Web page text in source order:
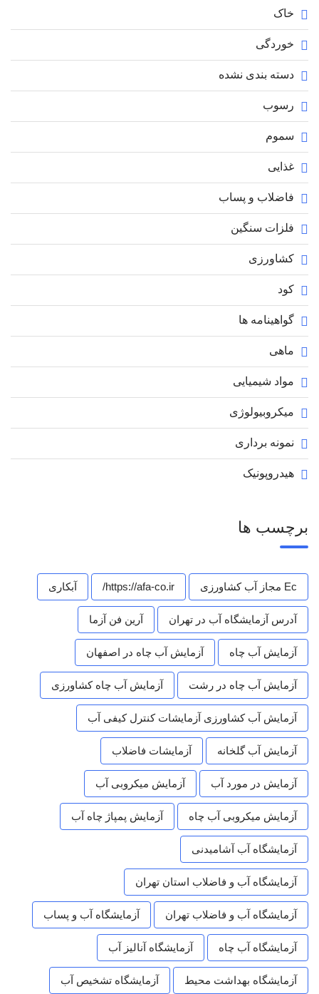
خاک
خوردگی
دسته بندی نشده
رسوب
سموم
غذایی
فاضلاب و پساب
فلزات سنگین
کشاورزی
کود
گواهینامه ها
ماهی
مواد شیمیایی
میکروبیولوژی
نمونه برداری
هیدروپونیک
برچسب ها
Ec مجاز آب کشاورزی https://afa-co.ir/ آبکاری
آدرس آزمایشگاه آب در تهران آرین فن آزما
آزمایش آب چاه آزمایش آب چاه در اصفهان
آزمایش آب چاه در رشت آزمایش آب چاه کشاورزی
آزمایش آب کشاورزی آزمایشات کنترل کیفی آب
آزمایش آب گلخانه آزمایشات فاضلاب
آزمایش در مورد آب آزمایش میکروبی آب
آزمایش میکروبی آب چاه آزمایش پمپاژ چاه آب
آزمایشگاه آب آشامیدنی
آزمایشگاه آب و فاضلاب استان تهران
آزمایشگاه آب و فاضلاب تهران آزمایشگاه آب و پساب
آزمایشگاه آب چاه آزمایشگاه آنالیز آب
آزمایشگاه بهداشت محیط آزمایشگاه تشخیص آب